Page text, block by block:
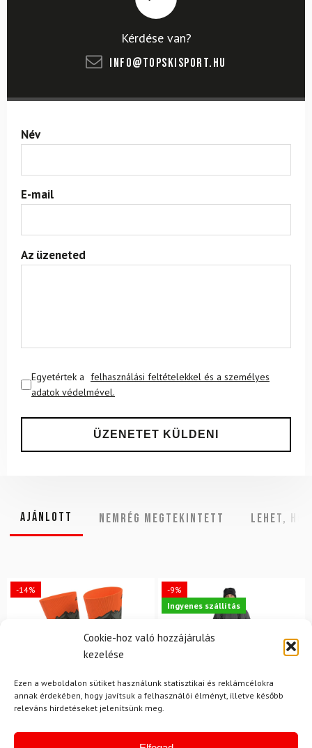
Cookie-hoz való hozzájárulás
kezelése
Ezen a weboldalon sütiket használunk statisztikai és reklámcélokra
annak érdekében, hogy javítsuk a felhasználói élményt, illetve később
releváns hirdetéseket jelenítsünk meg.
Kérdése van?
info@topskisport.hu
Név
E-mail
Az üzeneted
Egyetértek a felhasználási feltételekkel és a személyes
adatok védelmével.
Ajánlott NEMRÉG MEGTEKINTETT Lehet,
-14%
-9%
Ingyenes szállítás